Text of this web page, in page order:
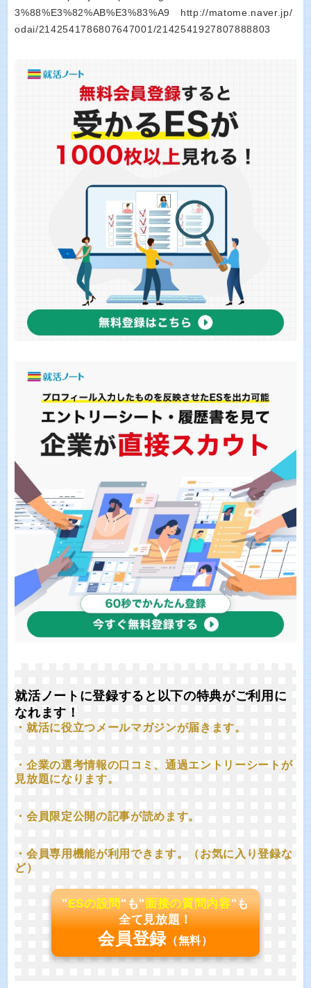
3%88%E3%82%AB%E3%83%A9 http://matome.naver.jp/
odai/2142541786807647001/2142541927807888803
就活ノートに登録すると以下の特典がご利用に
なれます！
・就活に役立つメールマガジンが届きます。
・企業の選考情報の口コミ、通過エントリーシートが
見放題になります。
・会員限定公開の記事が読めます。
・会員専用機能が利用できます。（お気に入り登録な
ど）
"ESの設問"も"面接の質問内容"も
全て見放題！
会員登録 （無料）